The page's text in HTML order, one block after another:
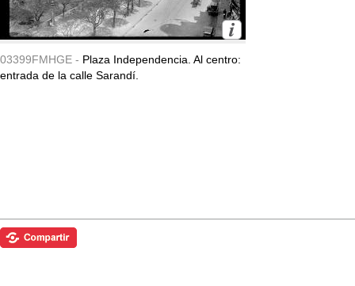
03399FMHGE - Plaza Independencia. Al centro:
entrada de la calle Sarandí.